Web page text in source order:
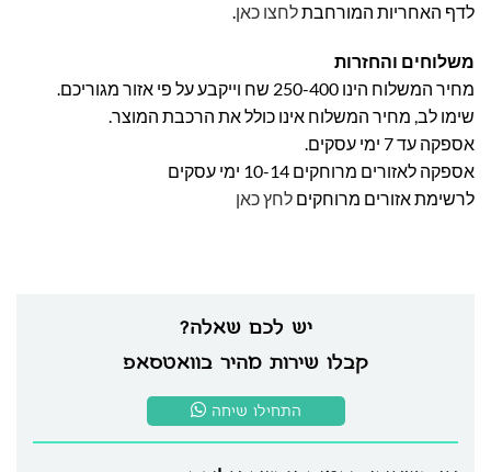
יש לכם שאלה?
קבלו שירות מהיר בוואטסאפ
התחילו שיחה
לדף האחריות המורחבתלחצו כאן.
משלוחים והחזרות
מחיר המשלוח הינו 250-400 שח וייקבע על פי אזור מגוריכם.
שימו לב, מחיר המשלוח אינו כולל את הרכבת המוצר.
אספקה עד 7 ימי עסקים.
אספקה לאזורים מרוחקים 10-14 ימי עסקים
לרשימת אזורים מרוחקים לחץ כאן